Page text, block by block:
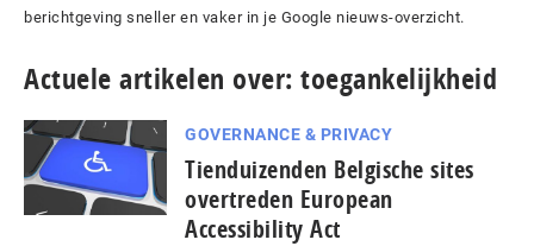
berichtgeving sneller en vaker in je Google nieuws-overzicht.
Actuele artikelen over: toegankelijkheid
GOVERNANCE & PRIVACY
Tienduizenden Belgische sites
overtreden European
Accessibility Act